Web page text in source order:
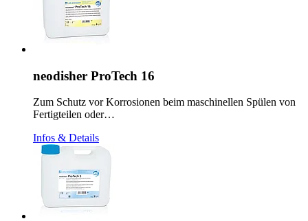
neodisher ProTech 16
Zum Schutz vor Korrosionen beim maschinellen Spülen von
Fertigteilen oder…
Infos & Details